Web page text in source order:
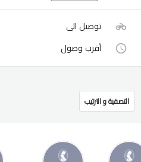
توصيل الى
أقرب وصول
التصفية و الترتيب